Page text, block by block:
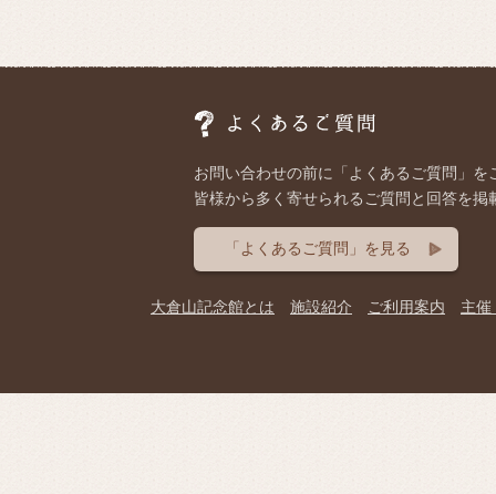
お問い合わせの前に「よくあるご質問」を
皆様から多く寄せられるご質問と回答を掲
「よくあるご質問」を見る
大倉山記念館とは 施設紹介 ご利用案内 主催